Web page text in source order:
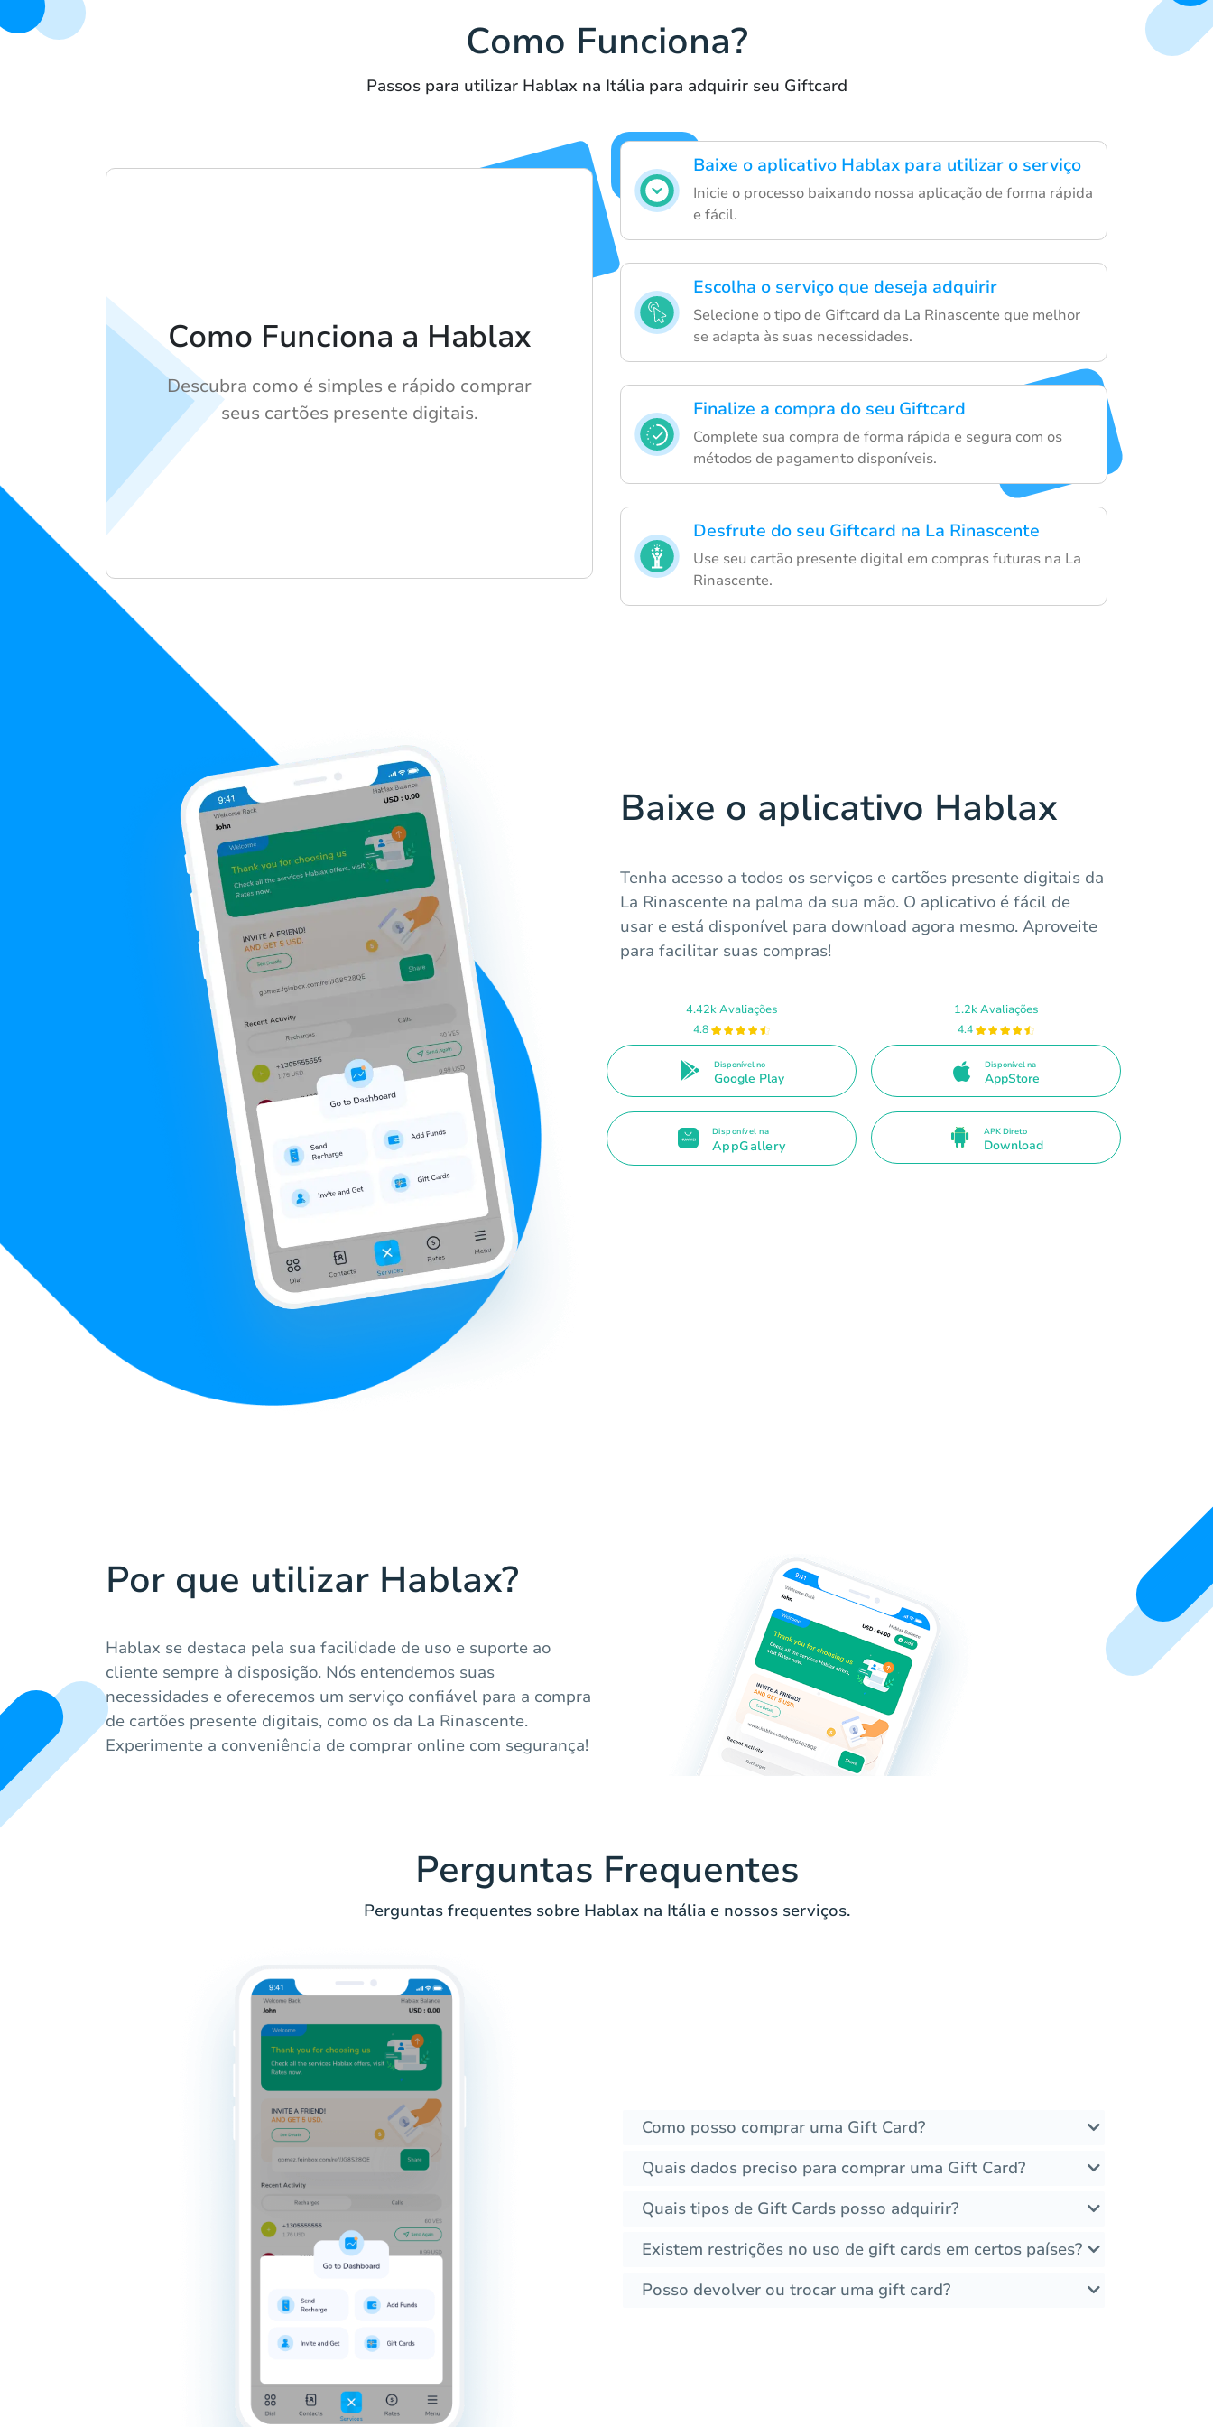
Como Funciona?
Passos para utilizar Hablax na Itália para adquirir seu Giftcard
Baixe o aplicativo Hablax para utilizar o serviço
Inicie o processo baixando nossa aplicação de forma rápida
e fácil.
Escolha o serviço que deseja adquirir
Selecione o tipo de Giftcard da La Rinascente que melhor
se adapta às suas necessidades.
Finalize a compra do seu Giftcard
Complete sua compra de forma rápida e segura com os
métodos de pagamento disponíveis.
Desfrute do seu Giftcard na La Rinascente
Use seu cartão presente digital em compras futuras na La
Rinascente.
Como Funciona a Hablax
Descubra como é simples e rápido comprar
seus cartões presente digitais.
Baixe o aplicativo Hablax
Tenha acesso a todos os serviços e cartões presente digitais da
La Rinascente na palma da sua mão. O aplicativo é fácil de
usar e está disponível para download agora mesmo. Aproveite
para facilitar suas compras!
4.42k Avaliações
4.8
Disponível no
Google Play
1.2k Avaliações
4.4
Disponível na
AppStore
Disponível na
AppGallery
APK Direto
Download
Por que utilizar Hablax?
Hablax se destaca pela sua facilidade de uso e suporte ao
cliente sempre à disposição. Nós entendemos suas
necessidades e oferecemos um serviço confiável para a compra
de cartões presente digitais, como os da La Rinascente.
Experimente a conveniência de comprar online com segurança!
Perguntas Frequentes
Perguntas frequentes sobre Hablax na Itália e nossos serviços.
Como posso comprar uma Gift Card?
Quais dados preciso para comprar uma Gift Card?
Quais tipos de Gift Cards posso adquirir?
Existem restrições no uso de gift cards em certos países?
Posso devolver ou trocar uma gift card?